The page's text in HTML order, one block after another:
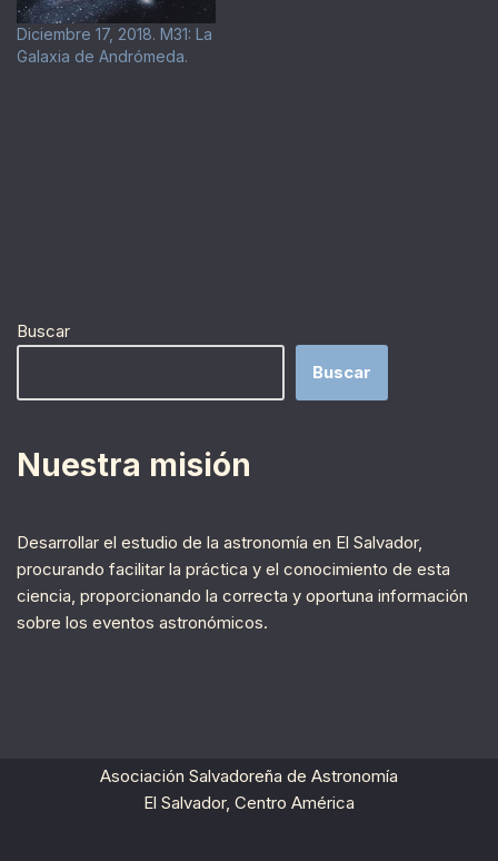
Diciembre 17, 2018. M31: La
Galaxia de Andrómeda.
Buscar
Buscar
Nuestra misión
Desarrollar el estudio de la astronomía en El Salvador,
procurando facilitar la práctica y el conocimiento de esta
ciencia, proporcionando la correcta y oportuna información
sobre los eventos astronómicos.
Asociación Salvadoreña de Astronomía
El Salvador, Centro América